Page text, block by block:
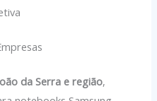
da Serra e região,